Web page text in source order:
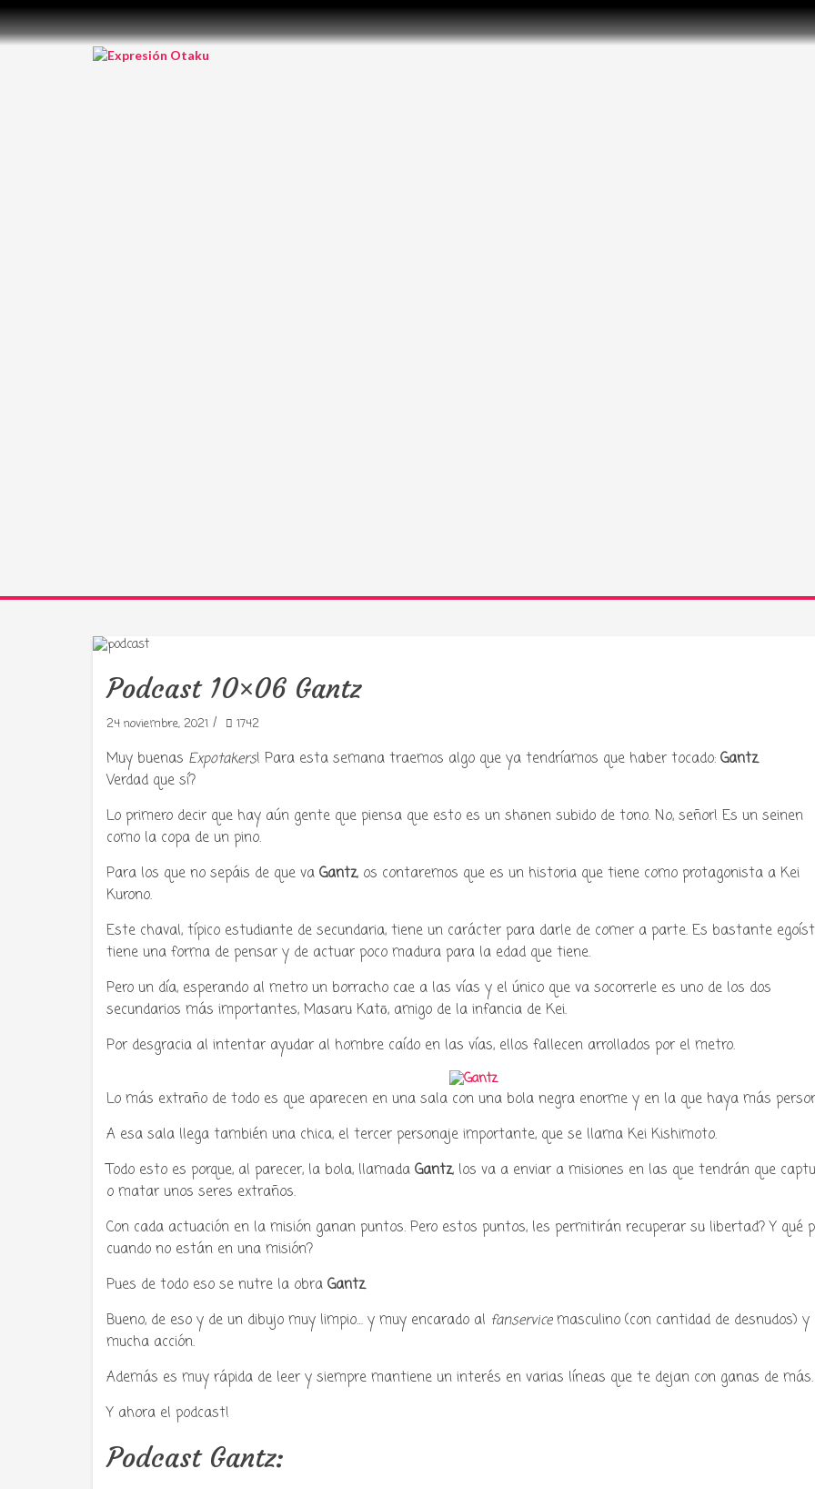
cultura japonesa ツ
Podcast 10×06 Gantz
24 noviembre, 2021 / 1742
Muy buenas Expotakers! Para esta semana traemos algo que ya tendríamos que haber tocado: Gantz.
Verdad que sí?
Lo primero decir que hay aún gente que piensa que esto es un shōnen subido de tono. No, señor! Es un seinen
como la copa de un pino.
Para los que no sepáis de que va Gantz, os contaremos que es un historia que tiene como protagonista a Kei
Kurono.
Este chaval, típico estudiante de secundaria, tiene un carácter para darle de comer a parte. Es bastante
tiene una forma de pensar y de actuar poco madura para la edad que tiene.
Pero un día, esperando al metro un borracho cae a las vías y el único que va socorrerle es uno de los dos
secundarios más importantes, Masaru Katō, amigo de la infancia de Kei.
Por desgracia al intentar ayudar al hombre caído en las vías, ellos fallecen arrollados por el metro.
Lo más extraño de todo es que aparecen en una sala con una bola negra enorme y en la que haya más
A esa sala llega también una chica, el tercer personaje importante, que se llama Kei Kishimoto.
Todo esto es porque, al parecer, la bola, llamada Gantz, los va a enviar a misiones en las que tendrán que
o matar unos seres extraños.
Con cada actuación en la misión ganan puntos. Pero estos puntos, les permitirán recuperar su libertad? Y qué
cuando no están en una misión?
Pues de todo eso se nutre la obra Gantz.
Bueno, de eso y de un dibujo muy limpio… y muy encarado al fanservicemasculino (con cantidad de desnudos) y
mucha acción.
Además es muy rápida de leer y siempre mantiene un interés en varias líneas que te dejan con ganas de más.
Y ahora el podcast!
Podcast Gantz: